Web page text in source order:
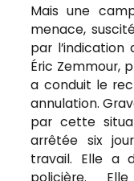
Mais une
menace,
par
Éric Zemmour,
a conduit le
annulation.
par cette
arrêtée six
travail. Elle a